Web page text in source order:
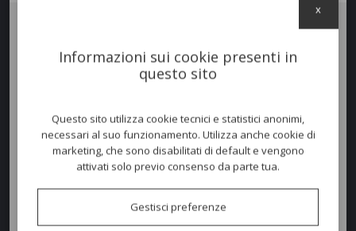
polipropilene caricato con fibra di vetro, adatta sia per indoor che
outdoor. La struttura dello schienale forma nella parte alta una grande
gambe appare leggera ed elegante, pur essendo robusta e
indeformabile. Impilabile fino a 8 pz.
Informazioni sui cookie presenti in
questo sito
Questo sito utilizza cookie tecnici e statistici anonimi,
necessari al suo funzionamento. Utilizza anche cookie di
marketing, che sono disabilitati di default e vengono
attivati solo previo consenso da parte tua.
Gestisci preferenze
x